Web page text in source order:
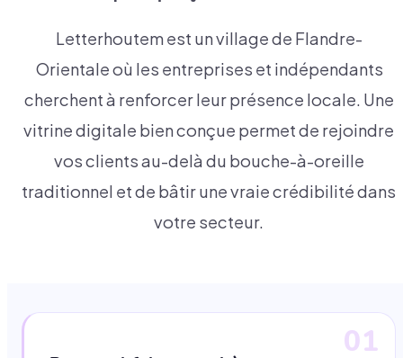
Letterhoutem est un village de Flandre-
Orientale où les entreprises et indépendants
cherchent à renforcer leur présence locale. Une
vitrine digitale bien conçue permet de rejoindre
vos clients au-delà du bouche-à-oreille
traditionnel et de bâtir une vraie crédibilité dans
votre secteur.
01